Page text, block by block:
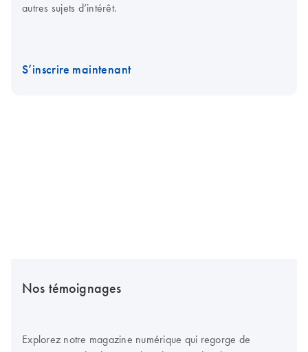
autres sujets d’intérêt.
S’inscrire maintenant
Nos témoignages
Explorez notre magazine numérique qui regorge de